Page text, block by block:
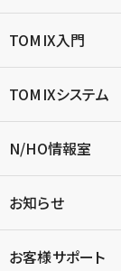
TOMIX入門
TOMIXシステム
N/HO情報室
お知らせ
お客様サポート